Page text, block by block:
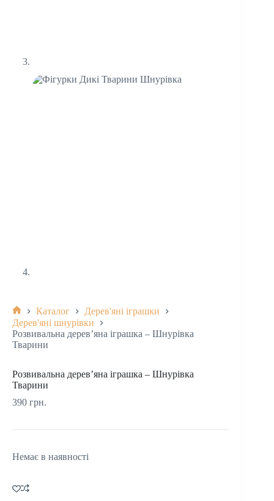
Каталог
Дерев'яні іграшки
Дерев'яні шнурівки
Розвивальна дерев’яна іграшка – Шнурівка
Тварини
Розвивальна дерев’яна іграшка – Шнурівка
Тварини
390 грн.
Немає в наявності